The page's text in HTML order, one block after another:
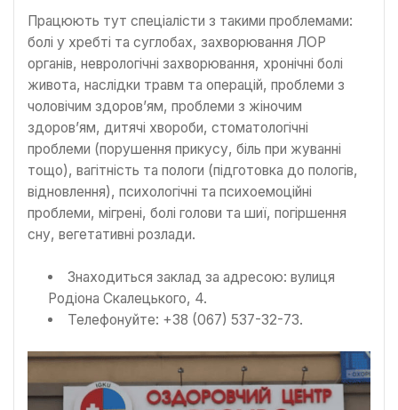
Працюють тут спеціалісти з такими проблемами:
болі у хребті та суглобах, захворювання ЛОР
органів, неврологічні захворювання, хронічні болі
живота, наслідки травм та операцій, проблеми з
чоловічим здоров’ям, проблеми з жіночим
здоров’ям, дитячі хвороби, стоматологічні
проблеми (порушення прикусу, біль при жуванні
тощо), вагітність та пологи (підготовка до пологів,
відновлення), психологічні та психоемоційні
проблеми, мігрені, болі голови та шиї, погіршення
сну, вегетативні розлади.
Знаходиться заклад за адресою: вулиця
Родіона Скалецького, 4.
Телефонуйте: +38 (067) 537-32-73.